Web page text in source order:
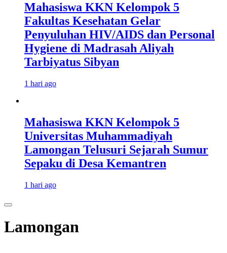
Mahasiswa KKN Kelompok 5
Fakultas Kesehatan Gelar
Penyuluhan HIV/AIDS dan Personal
Hygiene di Madrasah Aliyah
Tarbiyatus Sibyan
1 hari ago
Mahasiswa KKN Kelompok 5
Universitas Muhammadiyah
Lamongan Telusuri Sejarah Sumur
Sepaku di Desa Kemantren
1 hari ago
Lamongan